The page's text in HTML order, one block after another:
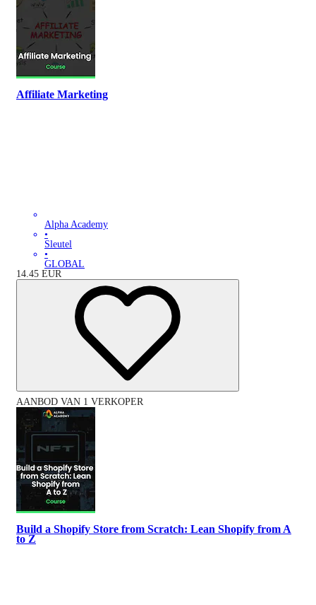
Affiliate Marketing
Alpha Academy
•
Sleutel
•
GLOBAL
14.45 EUR
AANBOD VAN 1 VERKOPER
Build a Shopify Store from Scratch: Lean Shopify from A
to Z